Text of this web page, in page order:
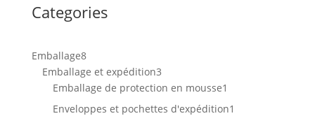
Categories
Emballage88
produits
Emballage et expédition33
produits
Emballage de protection en mousse1
produit
Enveloppes et pochettes d'expédition1